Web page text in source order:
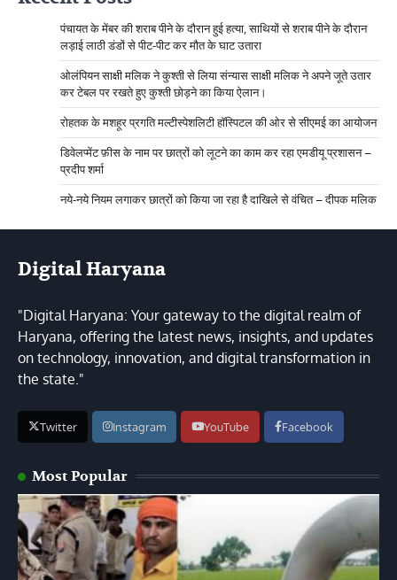
पंचायत के मेंबर की शराब पीने के दौरान हुई हत्या, साथियों से शराब पीने के दौरान
लड़ाई लाठी डंडों से पीट-पीट कर मौत के घाट उतारा
ओलंपियन साक्षी मलिक ने कुश्ती से लिया संन्यास साक्षी मलिक ने अपने जूते उतार
कर टेबल पर रखते हुए कुश्ती छोड़ने का किया ऐलान।
रोहतक के मशहूर प्रगति मल्टीस्पेशलिटी हॉस्पिटल की ओर से सीएमई का आयोजन
डिवेलप्मेंट फ़ीस के नाम पर छात्रों को लूटने का काम कर रहा एमडीयू प्रशासन –
प्रदीप शर्मा
नये-नये नियम लगाकर छात्रों को किया जा रहा है दाखिले से वंचित – दीपक मलिक
Digital Haryana
"Digital Haryana: Your gateway to the digital realm of
Haryana, offering the latest news, insights, and updates
on technology, innovation, and digital transformation in
the state."
Twitter Instagram YouTube Facebook
Most Popular